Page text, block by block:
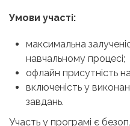
Умови участі:
максимальна
навчальному процесі;
офлайн присутність
включеність у
завдань.
Участь у програмі є